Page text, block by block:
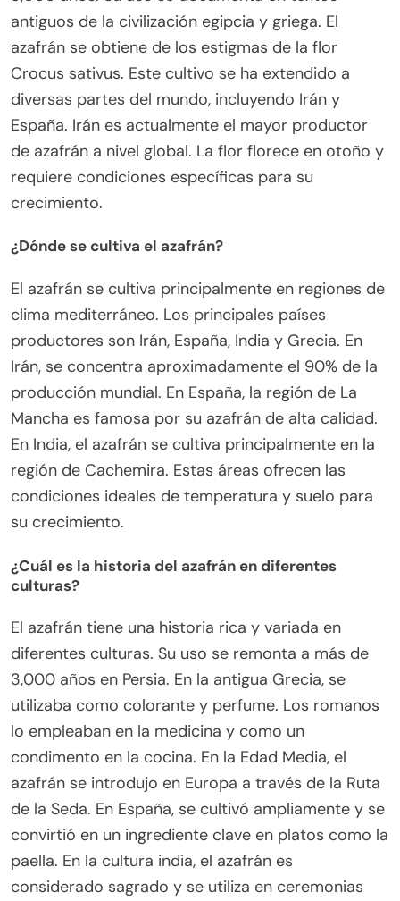
antiguos de la civilización egipcia y griega. El
azafrán se obtiene de los estigmas de la flor
Crocus sativus. Este cultivo se ha extendido a
diversas partes del mundo, incluyendo Irán y
España. Irán es actualmente el mayor productor
de azafrán a nivel global. La flor florece en otoño y
requiere condiciones específicas para su
crecimiento.
¿Dónde se cultiva el azafrán?
El azafrán se cultiva principalmente en regiones de
clima mediterráneo. Los principales países
productores son Irán, España, India y Grecia. En
Irán, se concentra aproximadamente el 90% de la
producción mundial. En España, la región de La
Mancha es famosa por su azafrán de alta calidad.
En India, el azafrán se cultiva principalmente en la
región de Cachemira. Estas áreas ofrecen las
condiciones ideales de temperatura y suelo para
su crecimiento.
¿Cuál es la historia del azafrán en diferentes
culturas?
El azafrán tiene una historia rica y variada en
diferentes culturas. Su uso se remonta a más de
3,000 años en Persia. En la antigua Grecia, se
utilizaba como colorante y perfume. Los romanos
lo empleaban en la medicina y como un
condimento en la cocina. En la Edad Media, el
azafrán se introdujo en Europa a través de la Ruta
de la Seda. En España, se cultivó ampliamente y se
convirtió en un ingrediente clave en platos como la
paella. En la cultura india, el azafrán es
considerado sagrado y se utiliza en ceremonias